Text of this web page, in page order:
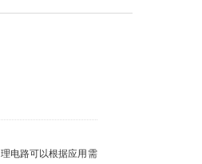
电路可以根据应用需